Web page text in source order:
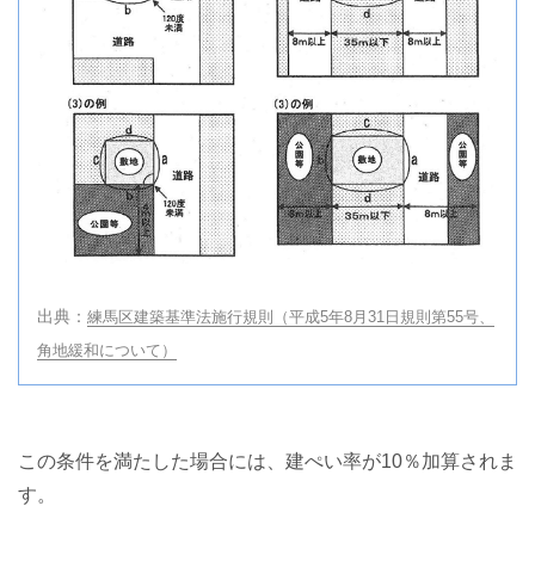
練馬区建築基準法施行規則（平成5年8月31日規則第55号、
角地緩和について）
この条件を満たした場合には、建ぺい率が10％加算されま
す。